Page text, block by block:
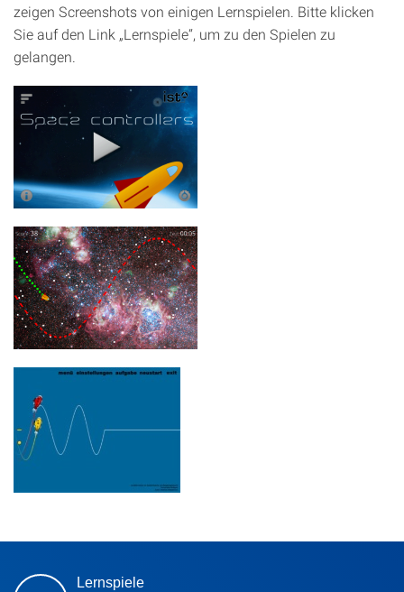
zeigen Screenshots von einigen Lernspielen. Bitte klicken
Sie auf den Link „Lernspiele“, um zu den Spielen zu
gelangen.
Lernspiele